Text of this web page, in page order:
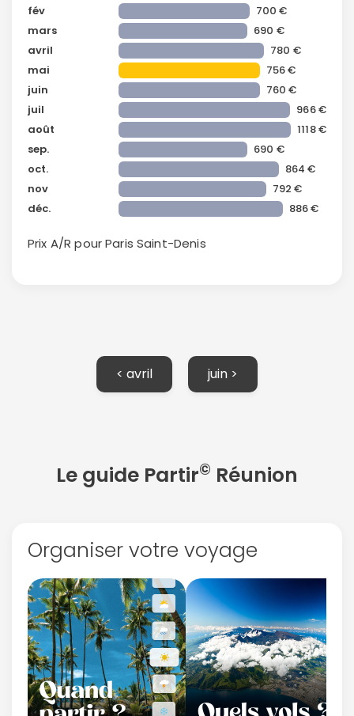
fév
700 €
mars
690 €
avril
780 €
mai
756 €
juin
760 €
juil
966 €
août
1118 €
sep.
690 €
oct.
864 €
nov
792 €
déc.
886 €
Prix A/R pour Paris Saint-Denis
< avril juin >
Le guide Partir© Réunion
Organiser votre voyage
Continuer avec Apple
ou connectez-vous par mail